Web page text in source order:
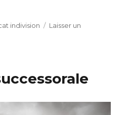
indivision
Laisser un